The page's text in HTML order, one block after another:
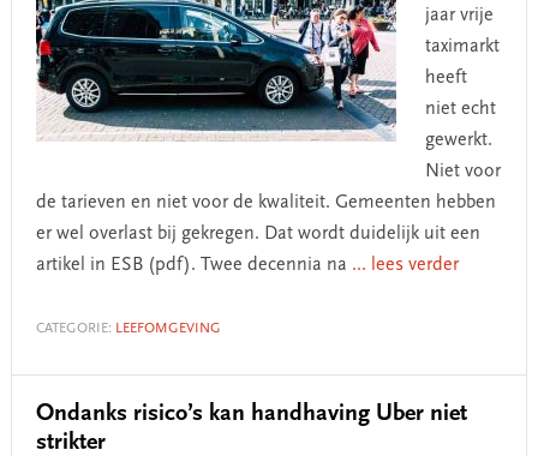
jaar vrije
taximarkt
heeft
niet echt
gewerkt.
Niet voor
de tarieven en niet voor de kwaliteit. Gemeenten hebben
er wel overlast bij gekregen. Dat wordt duidelijk uit een
artikel in ESB (pdf). Twee decennia na ... lees verder
CATEGORIE: LEEFOMGEVING
Ondanks risico’s kan handhaving Uber niet
strikter